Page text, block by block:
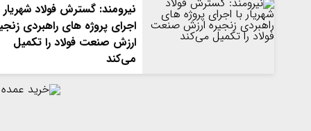
نیرومند: گسترش فولاد شهریار
اجرای پروژه های راهبردی
ارزش صنعت فولاد را تکمیل
می‌کند